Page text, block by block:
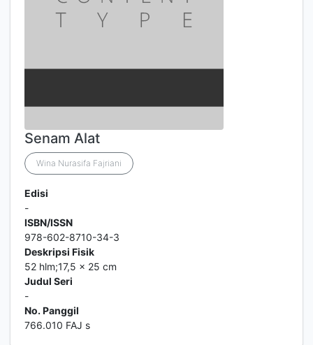
Senam Alat
Wina Nurasifa Fajriani
Edisi
-
ISBN/ISSN
978-602-8710-34-3
Deskripsi Fisik
52 hlm;17,5 x 25 cm
Judul Seri
-
No. Panggil
766.010 FAJ s